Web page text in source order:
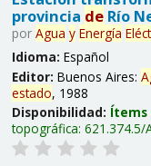
provincia deRío
por Agua y Energía
Idioma: Español
Editor: Buenos Aires:
estado, 1988
Disponibilidad: Ítems
topográfica: 621.374.5/